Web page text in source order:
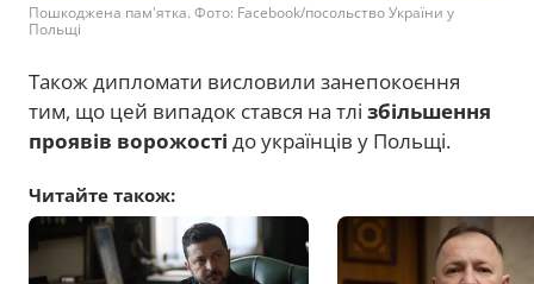
Пошкоджена пам'ятка. Фото: Facebook/посольство України у
Польщі
Також дипломати висловили занепокоєння
тим, що цей випадок стався на тлі збільшення
проявів ворожості до українців у Польщі.
Читайте також: